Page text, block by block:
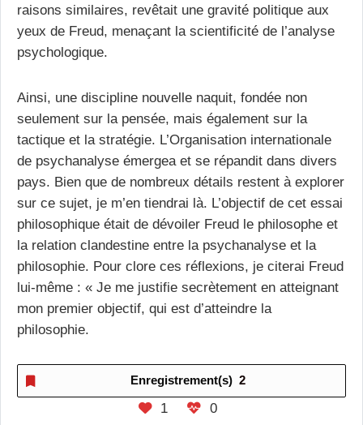
raisons similaires, revêtait une gravité politique aux
yeux de Freud, menaçant la scientificité de l’analyse
psychologique.
Ainsi, une discipline nouvelle naquit, fondée non
seulement sur la pensée, mais également sur la
tactique et la stratégie. L’Organisation internationale
de psychanalyse émergea et se répandit dans divers
pays. Bien que de nombreux détails restent à explorer
sur ce sujet, je m’en tiendrai là. L’objectif de cet essai
philosophique était de dévoiler Freud le philosophe et
la relation clandestine entre la psychanalyse et la
philosophie. Pour clore ces réflexions, je citerai Freud
lui-même : « Je me justifie secrètement en atteignant
mon premier objectif, qui est d’atteindre la
philosophie.
Enregistrement(s) 2
1 0